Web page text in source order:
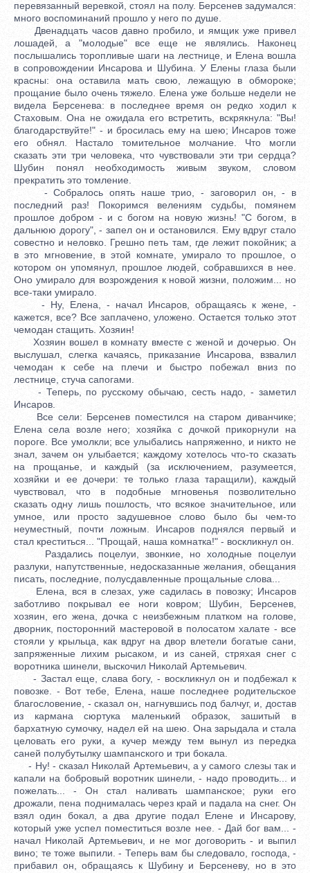
перевязанный веревкой, стоял на полу. Берсенев задумался:
много воспоминаний прошло у него по душе.
Двенадцать часов давно пробило, и ямщик уже привел
лошадей, а "молодые" все еще не являлись. Наконец
послышались торопливые шаги на лестнице, и Елена вошла
в сопровождении Инсарова и Шубина. У Елены глаза были
красны: она оставила мать свою, лежащую в обмороке;
прощание было очень тяжело. Елена уже больше недели не
видела Берсенева: в последнее время он редко ходил к
Стаховым. Она не ожидала его встретить, вскрякнула: "Вы!
благодарствуйте!" - и бросилась ему на шею; Инсаров тоже
его обнял. Настало томительное молчание. Что могли
сказать эти три человека, что чувствовали эти три сердца?
Шубин понял необходимость живым звуком, словом
прекратить это томление.
- Собралось опять наше трио, - заговорил он, - в
последний раз! Покоримся велениям судьбы, помянем
прошлое добром - и с богом на новую жизнь! "С богом, в
дальнюю дорогу", - запел он и остановился. Ему вдруг стало
совестно и неловко. Грешно петь там, где лежит покойник; а
в это мгновение, в этой комнате, умирало то прошлое, о
котором он упомянул, прошлое людей, собравшихся в нее.
Оно умирало для возрождения к новой жизни, положим... но
все-таки умирало.
- Ну, Елена, - начал Инсаров, обращаясь к жене, -
кажется, все? Все заплачено, уложено. Остается только этот
чемодан стащить. Хозяин!
Хозяин вошел в комнату вместе с женой и дочерью. Он
выслушал, слегка качаясь, приказание Инсарова, взвалил
чемодан к себе на плечи и быстро побежал вниз по
лестнице, стуча сапогами.
- Теперь, по русскому обычаю, сесть надо, - заметил
Инсаров.
Все сели: Берсенев поместился на старом диванчике;
Елена села возле него; хозяйка с дочкой прикорнули на
пороге. Все умолкли; все улыбались напряженно, и никто не
знал, зачем он улыбается; каждому хотелось что-то сказать
на прощанье, и каждый (за исключением, разумеется,
хозяйки и ее дочери: те только глаза таращили), каждый
чувствовал, что в подобные мгновенья позволительно
сказать одну лишь пошлость, что всякое значительное, или
умное, или просто задушевное слово было бы чем-то
неуместный, почти ложным. Инсаров поднялся первый и
стал креститься... "Прощай, наша комнатка!" - воскликнул он.
Раздались поцелуи, звонкие, но холодные поцелуи
разлуки, напутственные, недосказанные желания, обещания
писать, последние, полусдавленные прощальные слова...
Елена, вся в слезах, уже садилась в повозку; Инсаров
заботливо покрывал ее ноги ковром; Шубин, Берсенев,
хозяин, его жена, дочка с неизбежным платком на голове,
дворник, посторонний мастеровой в полосатом халате - все
стояли у крыльца, как вдруг на двор влетели богатые сани,
запряженные лихим рысаком, и из саней, стряхая снег с
воротника шинели, выскочил Николай Артемьевич.
- Застал еще, слава богу, - воскликнул он и подбежал к
повозке. - Вот тебе, Елена, наше последнее родительское
благословение, - сказал он, нагнувшись под балчуг, и, достав
из кармана сюртука маленький образок, зашитый в
бархатную сумочку, надел ей на шею. Она зарыдала и стала
целовать его руки, а кучер между тем вынул из передка
саней полубутылку шампанского и три бокала.
- Ну! - сказал Николай Артемьевич, а у самого слезы так и
капали на бобровый воротник шинели, - надо проводить... и
пожелать... - Он стал наливать шампанское; руки его
дрожали, пена поднималась через край и падала на снег. Он
взял один бокал, а два другие подал Елене и Инсарову,
который уже успел поместиться возле нее. - Дай бог вам... -
начал Николай Артемьевич, и не мог договорить - и выпил
вино; те тоже выпили. - Теперь вам бы следовало, господа, -
прибавил он, обращаясь к Шубину и Берсеневу, но в это